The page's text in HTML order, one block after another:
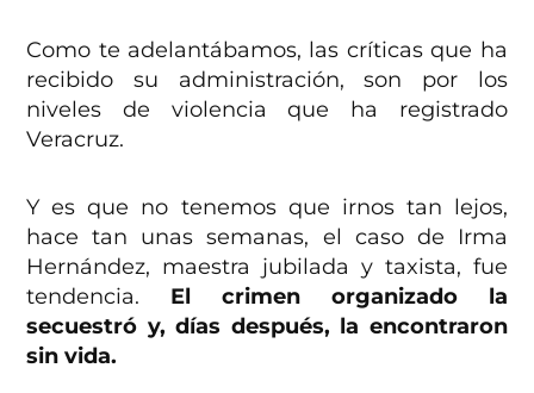
Como te adelantábamos, las críticas que ha
recibido su administración, son por los
niveles de violencia que ha registrado
Veracruz.
Y es que no tenemos que irnos tan lejos,
hace tan unas semanas, el caso de Irma
Hernández, maestra jubilada y taxista, fue
tendencia. El crimen organizado la
secuestró y, días después, la encontraron
sin vida.